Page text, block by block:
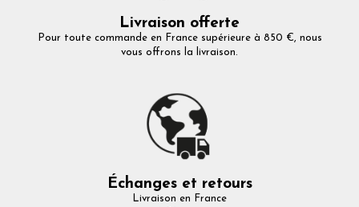
Livraison offerte
Pour toute commande en France supérieure à 850 €, nous
vous offrons la livraison.
Échanges et retours
Livraison en France